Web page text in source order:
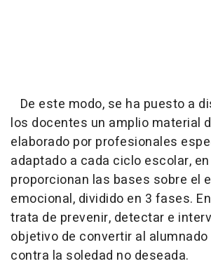
De este modo, se ha puesto a
los docentes un amplio material
elaborado por profesionales
adaptado a cada ciclo escolar,
proporcionan las bases sobre el
emocional, dividido en 3 fases.
trata de prevenir, detectar e
objetivo de convertir al
contra la soledad no deseada.